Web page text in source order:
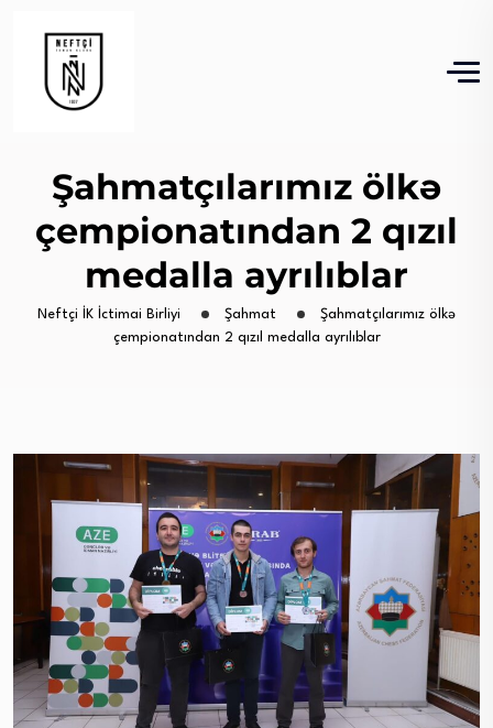
Şahmatçılarımız ölkə
çempionatından 2 qızıl
medalla ayrılıblar
Neftçi İK İctimai Birliyi Şahmat
Şahmatçılarımız ölkə
çempionatından 2 qızıl medalla ayrılıblar